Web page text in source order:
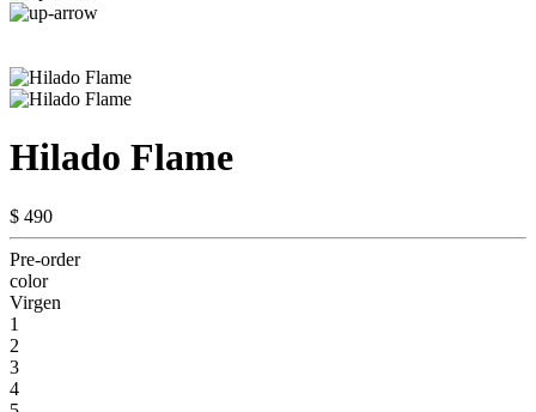
Hilado Flame
$ 490
Pre-order
color
Virgen
1
2
3
4